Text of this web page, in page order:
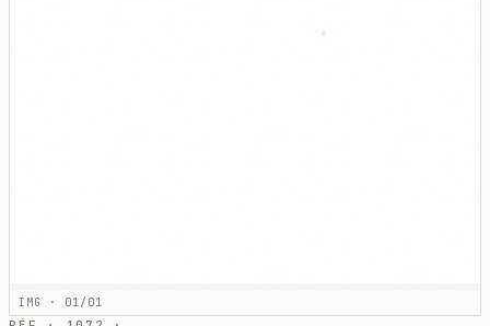
IMG · 01/01